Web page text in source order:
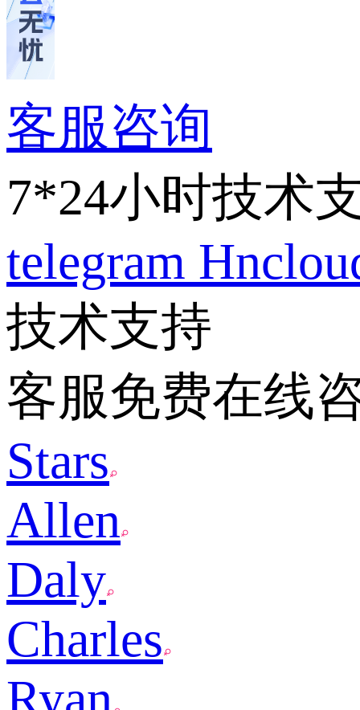
客服咨询
7*24小时技术
telegram
技术支持
客服免费在线
Stars
Allen
Daly
Charles
Ryan